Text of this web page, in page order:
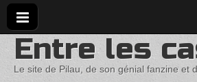
Entre les
Le site de Pilau, de son génial fanzine et